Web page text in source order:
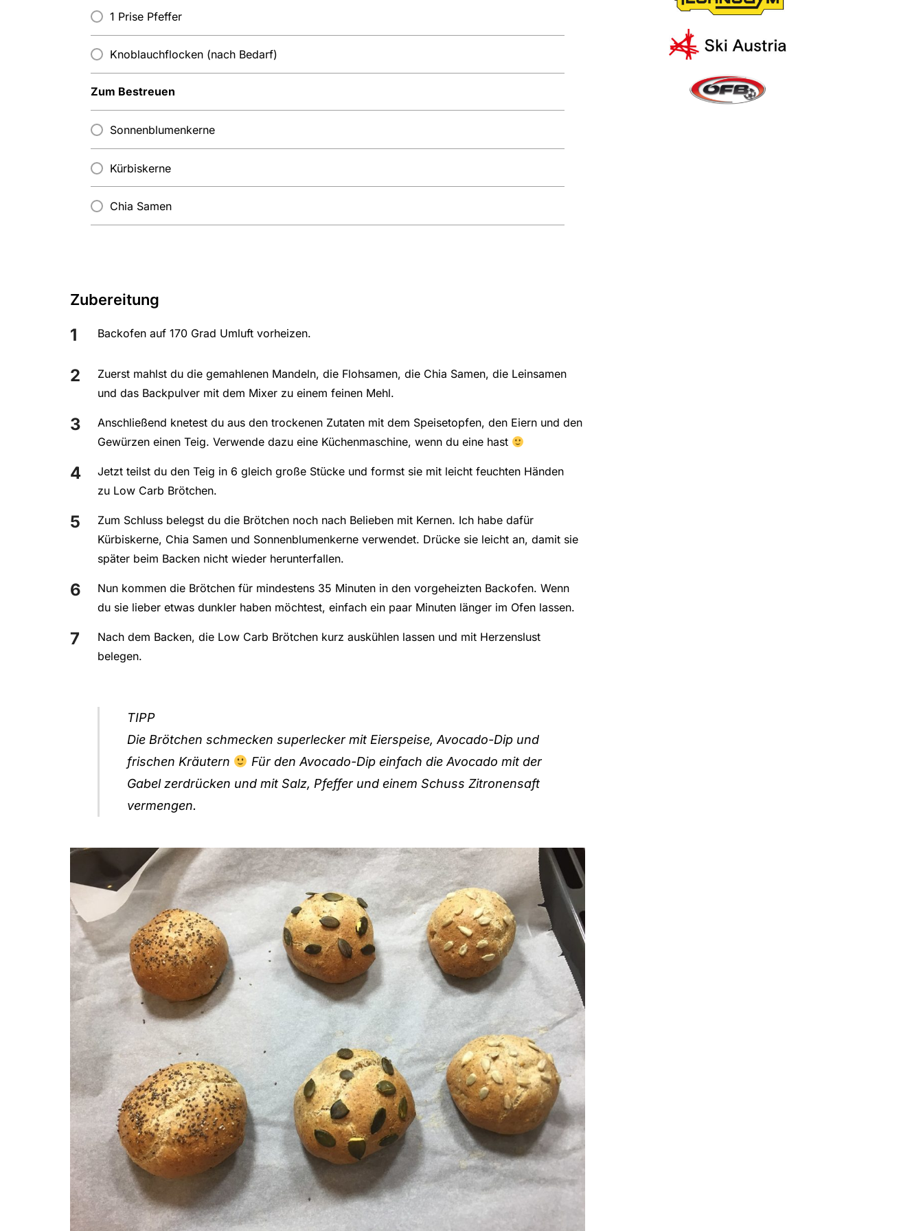
1 Prise Pfeffer
Knoblauchflocken (nach Bedarf)
Zum Bestreuen
Sonnenblumenkerne
Kürbiskerne
Chia Samen
Zubereitung
Backofen auf 170 Grad Umluft vorheizen.
Zuerst mahlst du die gemahlenen Mandeln, die Flohsamen, die Chia Samen, die Leinsamen
und das Backpulver mit dem Mixer zu einem feinen Mehl.
Anschließend knetest du aus den trockenen Zutaten mit dem Speisetopfen, den Eiern und den
Gewürzen einen Teig. Verwende dazu eine Küchenmaschine, wenn du eine hast
Jetzt teilst du den Teig in 6 gleich große Stücke und formst sie mit leicht feuchten Händen
zu Low Carb Brötchen.
Zum Schluss belegst du die Brötchen noch nach Belieben mit Kernen. Ich habe dafür
Kürbiskerne, Chia Samen und Sonnenblumenkerne verwendet. Drücke sie leicht an, damit sie
später beim Backen nicht wieder herunterfallen.
Nun kommen die Brötchen für mindestens 35 Minuten in den vorgeheizten Backofen. Wenn
du sie lieber etwas dunkler haben möchtest, einfach ein paar Minuten länger im Ofen lassen.
Nach dem Backen, die Low Carb Brötchen kurz auskühlen lassen und mit Herzenslust
belegen.
TIPP
Die Brötchen schmecken superlecker mit Eierspeise, Avocado-Dip und
frischen Kräutern
Für den Avocado-Dip einfach die Avocado mit der
Gabel zerdrücken und mit Salz, Pfeffer und einem Schuss Zitronensaft
vermengen.